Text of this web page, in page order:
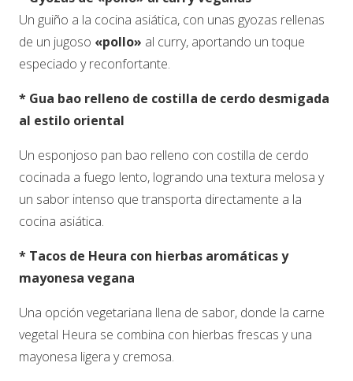
Un guiño a la cocina asiática, con unas gyozas rellenas
de un jugoso «pollo» al curry, aportando un toque
especiado y reconfortante.
* Gua bao relleno de costilla de cerdo desmigada
al estilo oriental
Un esponjoso pan bao relleno con costilla de cerdo
cocinada a fuego lento, logrando una textura melosa y
un sabor intenso que transporta directamente a la
cocina asiática.
* Tacos de Heura con hierbas aromáticas y
mayonesa vegana
Una opción vegetariana llena de sabor, donde la carne
vegetal Heura se combina con hierbas frescas y una
mayonesa ligera y cremosa.